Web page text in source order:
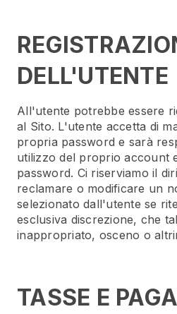
DELL'UTENTE
All'utente potrebbe essere
al Sito. L'utente accetta di
propria password e sarà
utilizzo del proprio account
password. Ci riserviamo il
reclamare o modificare un
selezionato dall'utente se
esclusiva discrezione, che
inappropriato, osceno o
TASSE E